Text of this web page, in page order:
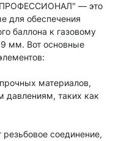
"ПРОФЕССИОНАЛ" — это
для обеспечения
баллона к газовому
мм. Вот основные
материалов,
давлениям, таких как
соединение,